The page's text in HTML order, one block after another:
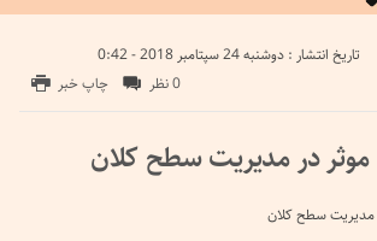
تاریخ انتشار : دوشنبه 24 سپتامبر 2018 - 0:42
چاپ خبر 0 نظر
در مدیریت سطح کلان